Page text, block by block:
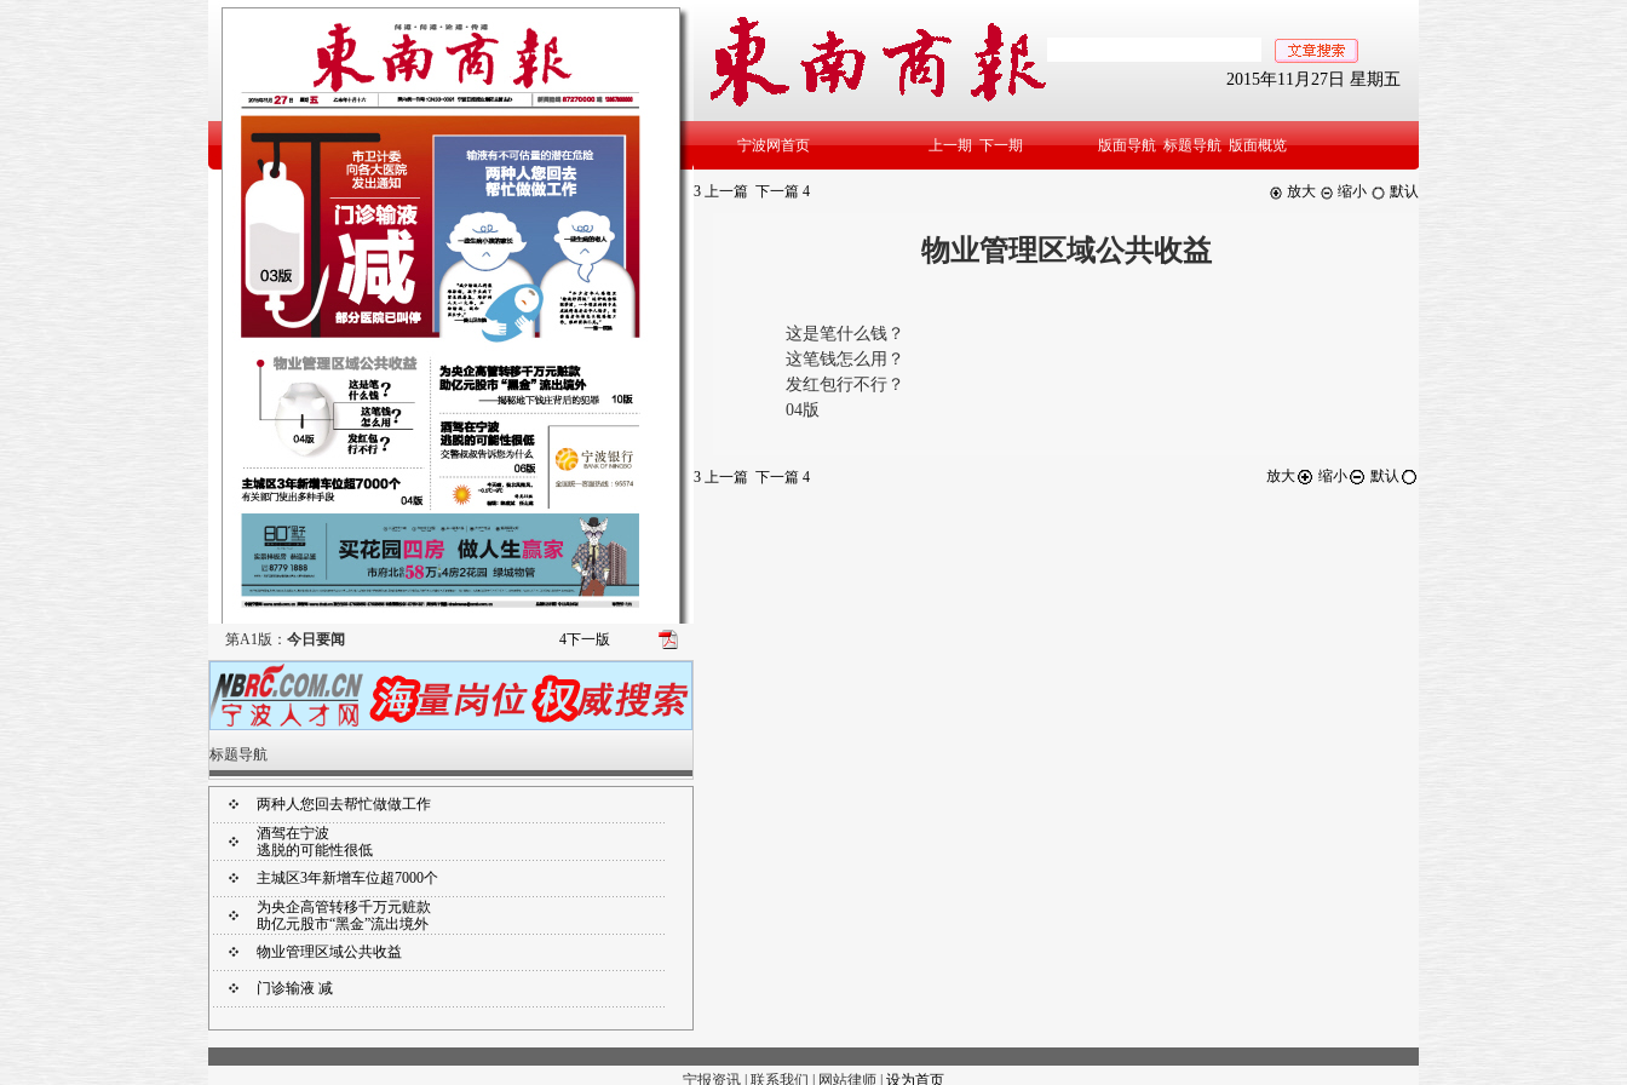
第A1版： 今日要闻 4下一版
标题导航
两种人您回去帮忙做做工作
酒驾在宁波
逃脱的可能性很低
主城区3年新增车位超7000个
为央企高管转移千万元赃款
助亿元股市“黑金”流出境外
物业管理区域公共收益
门诊输液 减
2015年11月27日 星期五
宁波网首页 上一期 下一期 版面导航 标题导航 版面概览
3 上一篇 下一篇 4 放大 缩小 默认
物业管理区域公共收益
这是笔什么钱？
这笔钱怎么用？
发红包行不行？
04版
3 上一篇 下一篇 4 放大 缩小 默认
宁报资讯 | 联系我们 | 网站律师 | 设为首页